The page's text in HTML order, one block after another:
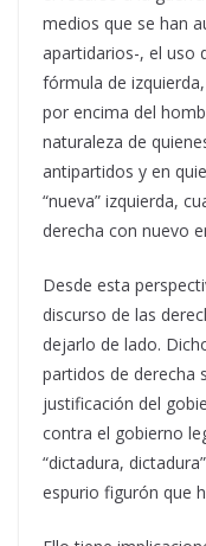
medios que se han
apartidarios-, el uso
fórmula de
por encima del
naturaleza de
antipartidos y en
“nueva” izquierda,
derecha con nuevo
Desde esta
discurso de las
dejarlo de lado.
partidos de derecha
justificación del
contra el gobierno
“dictadura,
espurio figurón que